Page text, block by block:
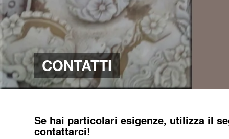
CONTATTI
Se hai particolari esigenze, utilizza il
contattarci!